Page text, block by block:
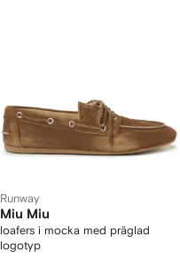
Runway
Miu Miu
loafers i mocka med präglad
logotyp